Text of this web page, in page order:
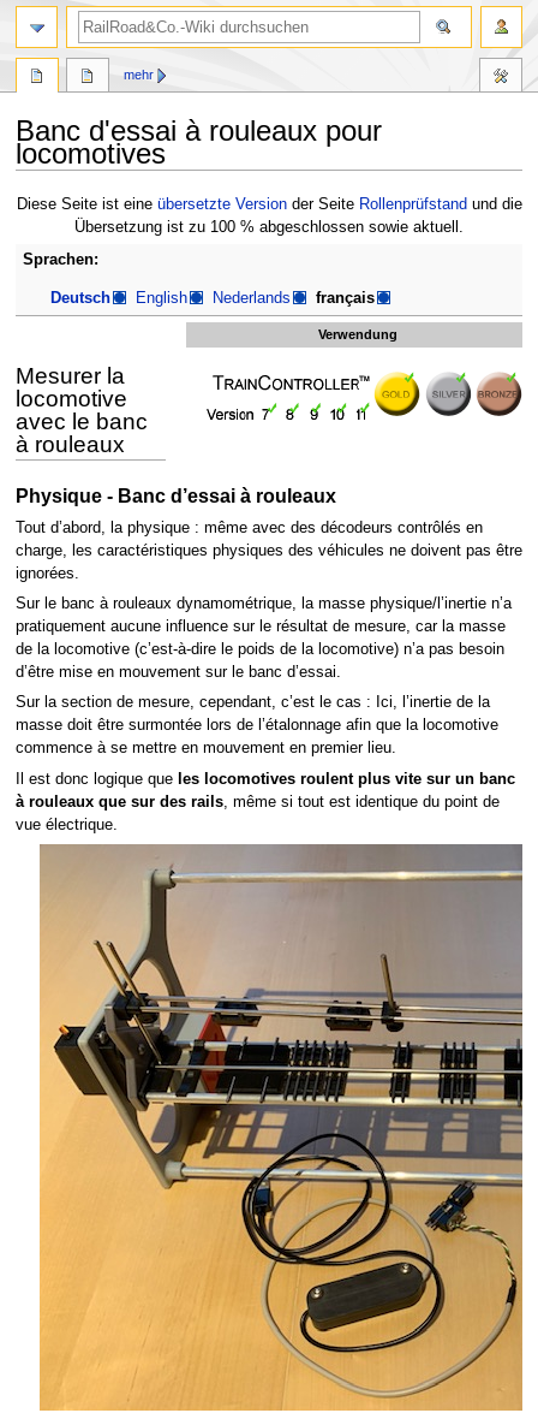
Banc d'essai à rouleaux pour
locomotives
Zur
Navigation
Zur
Diese Seite ist eine übersetzte Versionder Seite Rollenprüfstand und die
Übersetzung ist zu 100 % abgeschlossen sowie aktuell.
Sprachen:
Deutsch English Nederlands français
Verwendung
Mesurer la
locomotive
avec le banc
à rouleaux
Physique - Banc d’essai à rouleaux
Tout d’abord, la physique : même avec des décodeurs contrôlés en
charge, les caractéristiques physiques des véhicules ne doivent pas être
ignorées.
Sur le banc à rouleaux dynamométrique, la masse physique/l’inertie n’a
pratiquement aucune influence sur le résultat de mesure, car la masse
de la locomotive (c’est-à-dire le poids de la locomotive) n’a pas besoin
d’être mise en mouvement sur le banc d’essai.
Sur la section de mesure, cependant, c’est le cas : Ici, l’inertie de la
masse doit être surmontée lors de l’étalonnage afin que la locomotive
commence à se mettre en mouvement en premier lieu.
Il est donc logique que les locomotives roulent plus vite sur un banc
à rouleaux que sur des rails, même si tout est identique du point de
vue électrique.
mehr
Suche